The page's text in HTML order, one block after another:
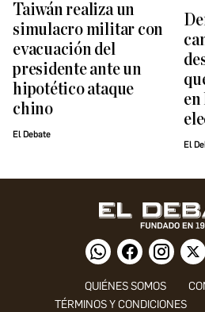
Taiwán realiza un
simulacro militar con
evacuación del
presidente ante un
hipotético ataque
chino
El Debate
en
El
QUIÉNES SOMOS
TÉRMINOS Y CONDICIONES